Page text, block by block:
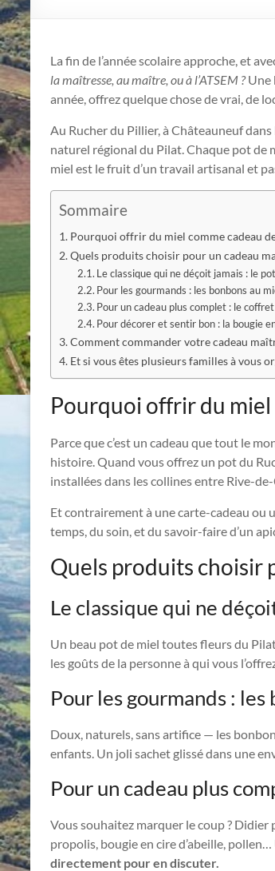
La fin de l’année scolaire approche, et
la maîtresse, au maître, ou à l’ATSEM ?Une
année, offrez quelque chose de vrai, de
Au Rucher du Pillier, à Châteauneuf
naturel régional du Pilat. Chaque pot de
miel est le fruit d’un travail artisanal et
Sommaire
Pourquoi offrir du miel comme cadeau de
Quels produits choisir pour un cadeau
Le classique qui ne déçoit jamais : le
Pour les gourmands : les bonbons au
Pour un cadeau plus complet : le
Pour décorer et sentir bon : la bougie
Comment commander votre cadeau
Et si vous êtes plusieurs familles à vous
Pourquoi offrir du miel
Parce que c’est un cadeau que tout le
histoire. Quand vous offrez un pot du
installées dans les collines entre Rive-
Et contrairement à une carte-cadeau ou
temps, du soin, et du savoir-faire d’un
Quels produits choisir
Le classique qui ne
Un beau pot de miel toutes fleurs du
les goûts de la personne à qui vous
Pour les gourmands :
Doux, naturels, sans artifice — les
enfants. Un joli sachet glissé dans une
Pour un cadeau plus
Vous souhaitez marquer le coup ?
propolis, bougie en cire d’abeille,
directement pour en discuter.